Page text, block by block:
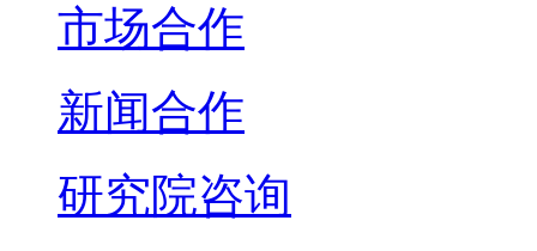
市场合作
新闻合作
研究院咨询